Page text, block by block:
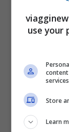
di questi
pietra
Oltre a
presepi,
occhio di
riguarda la
use your
content
Store
Learn